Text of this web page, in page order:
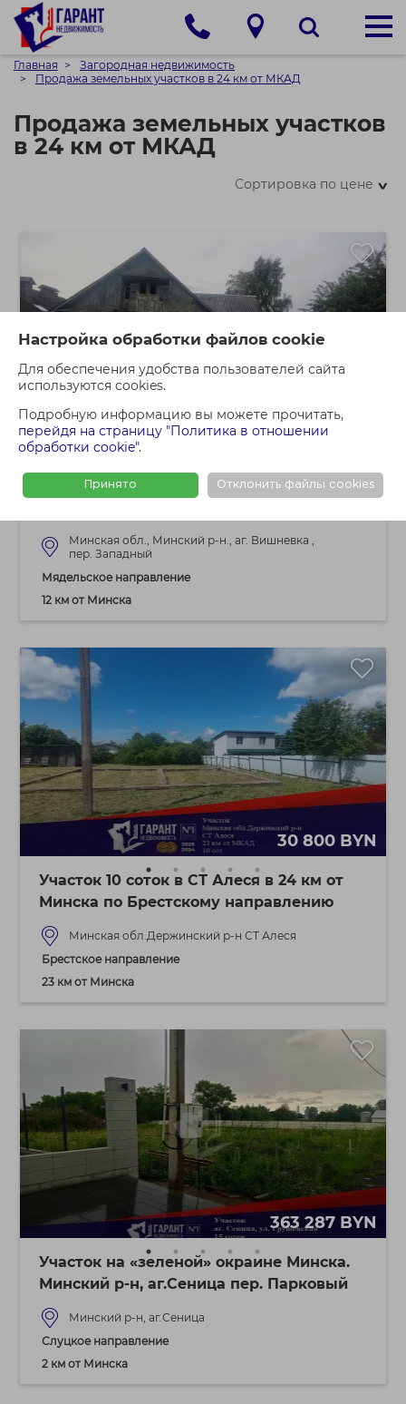
Настройка обработки файлов cookie
Для обеспечения удобства пользователей сайта
используются cookies.
Подробную информацию вы можете прочитать,
перейдя на страницу "Политика в отношении
обработки cookie".
Принято Отклонить файлы cookies
Главная
Загородная недвижимость
Продажа земельных участков в 24 км от МКАД
Продажа земельных участков
в 24 км от МКАД
Сортировка по цене>
167 000 BYN
Вишневка, 11 км от МКАД недалеко от
Минская обл., Минский р-н., аг. Вишневка ,
пер. Западный
Мядельское направление
12 км от Минска
30 800 BYN
Участок 10 соток в СТ Алеся в 24 км от
Минска по Брестскому направлению
Минская обл.Держинский р-н СТ Алеся
Брестское направление
23 км от Минска
363 287 BYN
Участок на «зеленой» окраине Минска.
Минский р-н, аг.Сеница пер. Парковый
Минский р-н, аг.Сеница
Слуцкое направление
2 км от Минска